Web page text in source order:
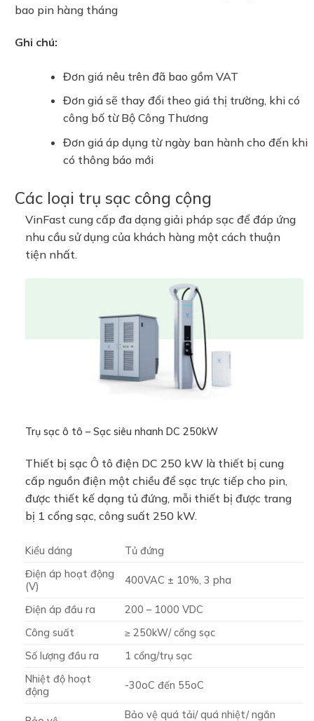
bao pin hàng tháng
Ghi chú:
Đơn giá nêu trên đã bao gồm VAT
Đơn giá sẽ thay đổi theo giá thị trường, khi có
công bố từ Bộ Công Thương
Đơn giá áp dụng từ ngày ban hành cho đến khi
có thông báo mới
Các loại trụ sạc công cộng
VinFast cung cấp đa dạng giải pháp sạc để đáp ứng
nhu cầu sử dụng của khách hàng một cách thuận
tiện nhất.
Trụ sạc ô tô – Sạc siêu nhanh DC 250kW
Thiết bị sạc Ô tô điện DC 250 kW là thiết bị cung
cấp nguồn điện một chiều để sạc trực tiếp cho pin,
được thiết kế dạng tủ đứng, mỗi thiết bị được trang
bị 1 cổng sạc, công suất 250 kW.
Kiểu dáng
Tủ đứng
Điện áp hoạt động
(V)
400VAC ± 10%, 3 pha
Điện áp đầu ra
200 – 1000 VDC
Công suất
≥ 250kW/ cổng sạc
Số lượng đầu ra
1 cổng/trụ sạc
Nhiệt độ hoạt
động
-30oC đến 55oC
Bảo vệ quá tải/ quá nhiệt/ ngắn